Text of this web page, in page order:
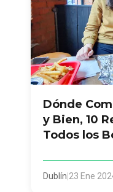
Dónde
y Bien, 10
Todos los
Dublín 23 Ene